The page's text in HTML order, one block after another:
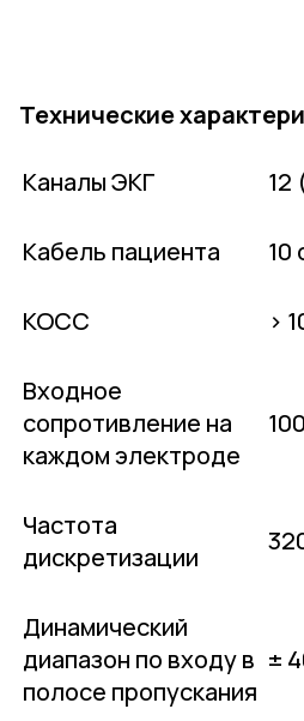
Технические
Каналы ЭКГ 12
Кабель пациента 10
КОСС >
Входное
сопротивление на
каждом электроде
Частота
дискретизации
Динамический
диапазон по входу в
полосе пропускания
±